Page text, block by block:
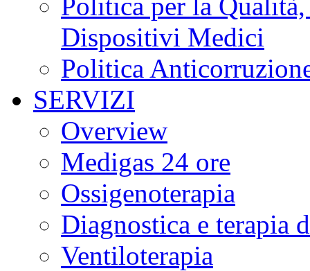
Dispositivi Medici
Politica
SERVIZI
Overview
Medigas 24 ore
Ossigenoterapia
Diagnostica e terapia
Ventiloterapia